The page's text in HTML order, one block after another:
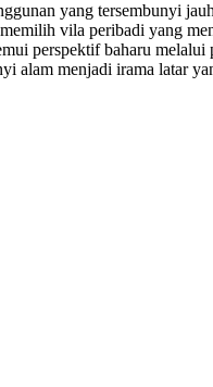
yang tersembunyi
vila peribadi yang
perspektif baharu melalui
alam menjadi irama latar